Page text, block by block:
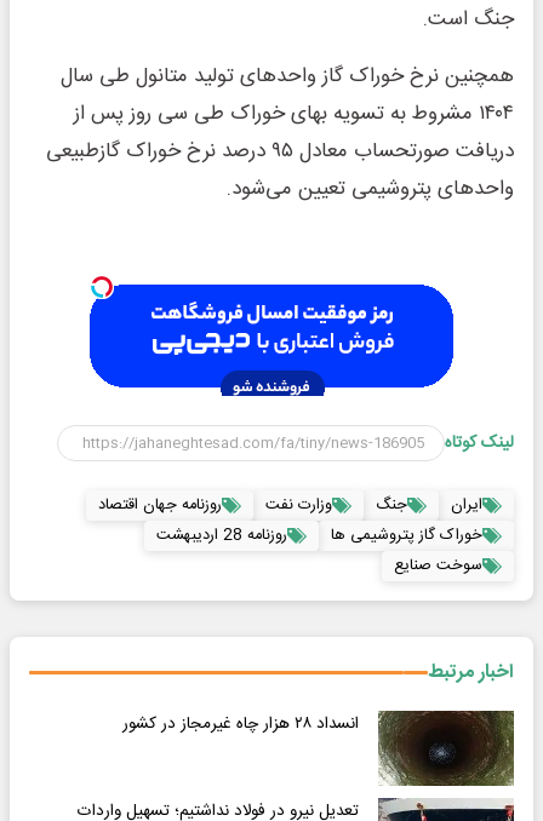
جنگ است.
همچنین نرخ خوراک گاز واحدهای تولید متانول طی سال
۱۴۰۴ مشروط به تسویه بهای خوراک طی سی روز پس از
دریافت صورتحساب معادل ۹۵ درصد نرخ خوراک گازطبیعی
واحدهای پتروشیمی تعیین می‌شود.
لینک کوتاه
ایران جنگ وزارت نفت
روزنامه جهان اقتصاد
خوراک گاز پتروشیمی ها
روزنامه 28 اردیبهشت
سوخت صنایع
اخبار مرتبط
انسداد ۲۸ هزار چاه غیرمجاز در کشور
تعدیل نیرو در فولاد نداشتیم؛ تسهیل واردات